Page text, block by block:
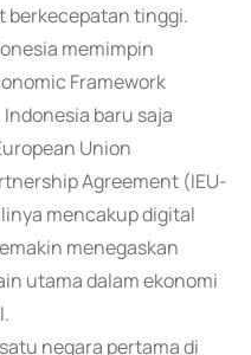
berkecepatan tinggi.
memimpin
Framework
baru saja
Union
Agreement (IEU-
mencakup digital
menegaskan
utama dalam ekonomi
negara pertama di